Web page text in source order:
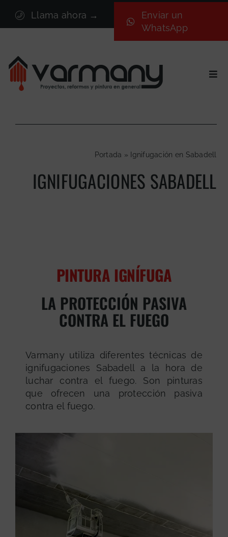
contenido
Llama ahora →
Enviar un
WhatsApp
Sectores
Nosotros
Portada » Ignifugación en Sabadell
IGNIFUGACIONES SABADELL
PINTURA IGNÍFUGA
LA PROTECCIÓN PASIVA
CONTRA EL FUEGO
Varmany utiliza diferentes técnicas de
ignifugaciones Sabadell a la hora de
luchar contra el fuego. Son pinturas
que ofrecen una protección pasiva
contra el fuego.